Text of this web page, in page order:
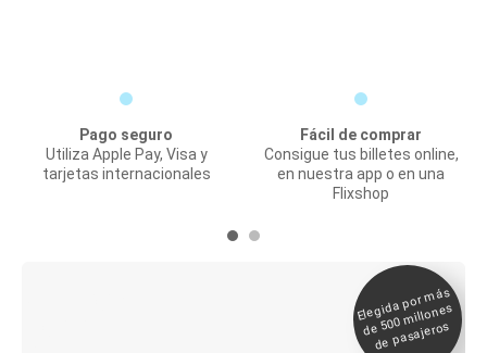
Pago seguro
Utiliza Apple Pay, Visa y
tarjetas internacionales
Fácil de comprar
Consigue tus billetes online,
en nuestra app o en una
Flixshop
Elegida por
más
de 500
millones
de pasajeros